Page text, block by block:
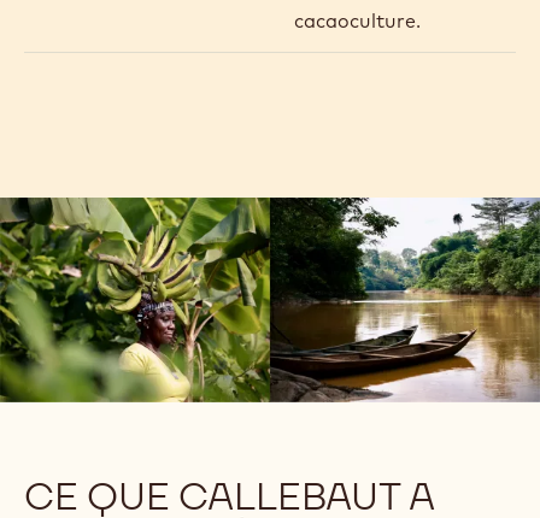
cacaoculture.
CE QUE CALLEBAUT A